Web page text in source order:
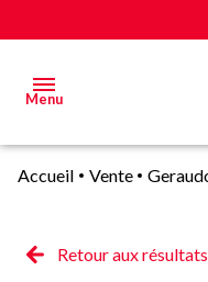
Menu
Estimer
Accueil Vente
Retour aux résultats